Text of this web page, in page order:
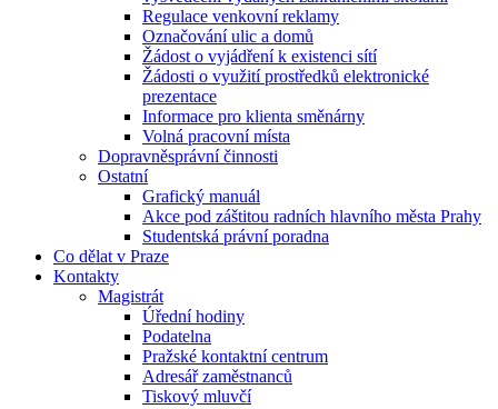
Regulace venkovní reklamy
Označování ulic a domů
Žádost o vyjádření k existenci sítí
Žádosti o využití prostředků elektronické
prezentace
Informace pro klienta směnárny
Volná pracovní místa
Dopravněsprávní činnosti
Ostatní
Grafický manuál
Akce pod záštitou radních hlavního města Prahy
Studentská právní poradna
Co dělat v Praze
Kontakty
Magistrát
Úřední hodiny
Podatelna
Pražské kontaktní centrum
Adresář zaměstnanců
Tiskový mluvčí